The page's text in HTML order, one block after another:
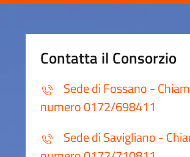
Contatta il Consorzio
Sede di Fossano -
numero 0172/698411
Sede di Savigliano -